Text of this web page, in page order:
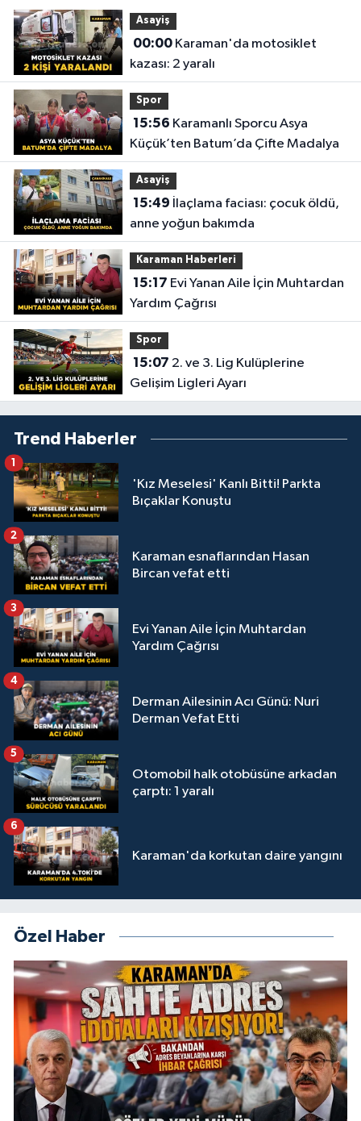
Asayiş
00:00Karaman'da motosiklet
kazası: 2 yaralı
Spor
15:56
Küçük’ten Batum’da Çifte Madalya
Asayiş
15:49
anne yoğun bakımda
Karaman Haberleri
15:17
Yardım Çağrısı
Spor
15:07
Gelişim Ligleri Ayarı
Trend Haberler
'Kız Meselesi' Kanlı Bitti! Parkta
Bıçaklar Konuştu
1
Karaman esnaflarından Hasan
Bircan vefat etti
2
Evi Yanan Aile İçin Muhtardan
Yardım Çağrısı
3
Derman Ailesinin Acı Günü: Nuri
Derman Vefat Etti
4
Otomobil halk otobüsüne arkadan
çarptı: 1 yaralı
5
Karaman'da korkutan daire yangını
6
Özel Haber